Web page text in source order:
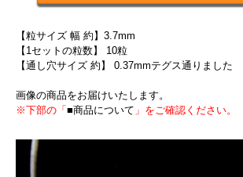
【粒サイズ 幅 約】3.7mm
【1セットの粒数】 10粒
【通し穴サイズ 約】 0.37mmテグス通りました
画像の商品をお届けいたします。
※下部の「 ■商品について 」をご確認ください。